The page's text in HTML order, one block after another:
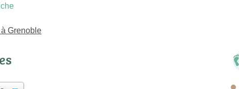
Grenoble